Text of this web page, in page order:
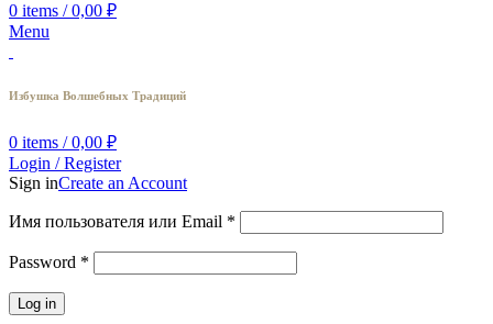
0 items / 0,00 ₽
Menu
Избушка Волшебных Традиций
0 items / 0,00 ₽
Login / Register
Sign inCreate an Account
Имя пользователя или Email *
Password *
Log in